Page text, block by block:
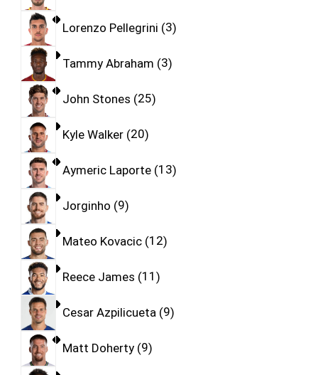
Lorenzo Pellegrini 3
Tammy Abraham 3
John Stones 25
Kyle Walker 20
Aymeric Laporte 13
Jorginho 9
Mateo Kovacic 12
Reece James 11
Cesar Azpilicueta 9
Matt Doherty 9